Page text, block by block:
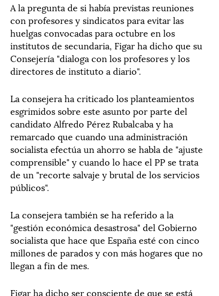
A la pregunta de si había previstas reuniones
con profesores y sindicatos para evitar las
huelgas convocadas para octubre en los
institutos de secundaria, Figar ha dicho que su
Consejería "dialoga con los profesores y los
directores de instituto a diario".
La consejera ha criticado los planteamientos
esgrimidos sobre este asunto por parte del
candidato Alfredo Pérez Rubalcaba y ha
remarcado que cuando una administración
socialista efectúa un ahorro se habla de "ajuste
comprensible" y cuando lo hace el PP se trata
de un "recorte salvaje y brutal de los servicios
públicos".
La consejera también se ha referido a la
"gestión económica desastrosa" del Gobierno
socialista que hace que España esté con cinco
millones de parados y con más hogares que no
llegan a fin de mes.
Figar ha dicho ser consciente de que se está